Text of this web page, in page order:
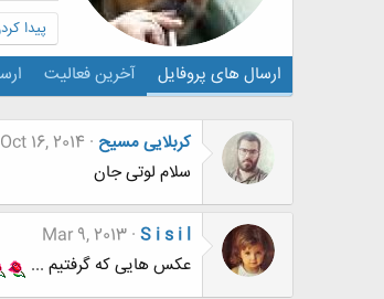
پیدا
ارسال های پروفایل آخرین فعالیت
کربلایی مسیح Oct 16, 2014
سلام لوتی جان
S i s i l
Mar 9, 2013
عکس هایی که گرفتیم ...